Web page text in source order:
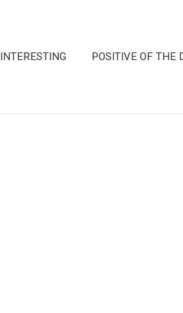
INTERESTING POSITIVE OF THE